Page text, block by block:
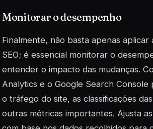
Monitorar o desempenho
Finalmente, não basta apenas aplicar
SEO; é essencial monitorar o
entender o impacto das mudanças.
Analytics e o Google Search Console
o tráfego do site, as classificações
outras métricas importantes. Ajusta